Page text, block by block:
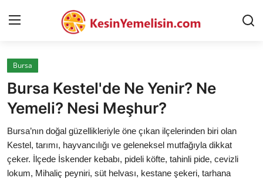
AnaSayfa
Gizlilik Sözleşmesi
Rüya Tabirleri
Diyet & Sağlıklı Beslenme
Bursa
Bursa Kestel'de Ne Yenir? Ne
Yemeli? Nesi Meşhur?
Bursa’nın doğal güzellikleriyle öne çıkan ilçelerinden biri olan
Kestel, tarımı, hayvancılığı ve geleneksel mutfağıyla dikkat
çeker. İlçede İskender kebabı, pideli köfte, tahinli pide, cevizli
lokum, Mihaliç peyniri, süt helvası, kestane şekeri, tarhana